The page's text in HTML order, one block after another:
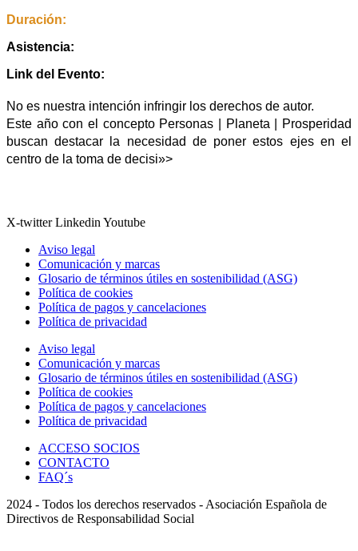
Duración:
Asistencia:
Link del Evento:
No es nuestra intención infringir los derechos de autor.
Este año con el concepto Personas | Planeta | Prosperidad
buscan destacar la necesidad de poner estos ejes en el
centro de la toma de decisi»>
X-twitter LinkedinYoutube
Aviso legal
Comunicación y marcas
Glosario de términos útiles en sostenibilidad (ASG)
Política de cookies
Política de pagos y cancelaciones
Política de privacidad
Aviso legal
Comunicación y marcas
Glosario de términos útiles en sostenibilidad (ASG)
Política de cookies
Política de pagos y cancelaciones
Política de privacidad
ACCESO SOCIOS
CONTACTO
FAQ´s
2024 - Todos los derechos reservados - Asociación Española de
Directivos de Responsabilidad Social